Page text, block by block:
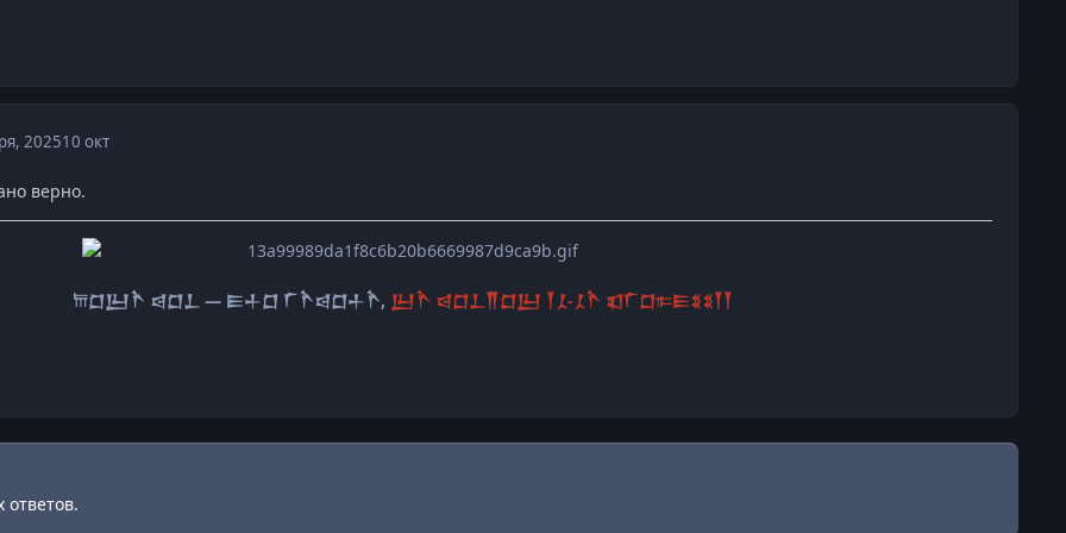
202510 окт
верно.
𐎠𒆸𒌨𒋻 𒁀𒆸𒁇 — 𒀼𒈦𒆸 𒇲𒋻𒁀𒆸𒈦𒋻, 𒌨𒋻 𒁀𒆸𒁇𒐖𒆸𒌨 𒐕𒑣-𒑣𒋻 𒇬𒇲𒆸𐎣𒀼𒐏𒐏𒐕𒐕